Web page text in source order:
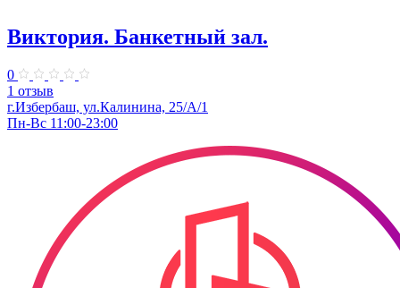
Виктория. ​Банкетный зал.
0
1 отзыв
г.Избербаш, ул.Калинина, 25/А/1
Пн-Вс 11:00-23:00